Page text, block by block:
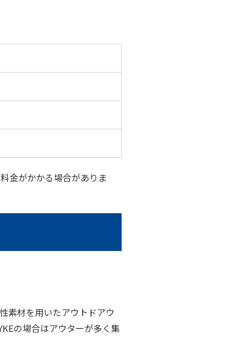
金がかかる場合がありま
素材を用いたアウトドアウ
の場合はアウターが多く集